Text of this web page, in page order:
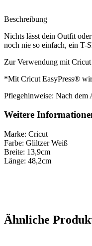
Beschreibung
Nichts lässt dein Outfit
noch nie so einfach, ein T-
Zur Verwendung mit Cricut
*Mit Cricut EasyPress®
Pflegehinweise: Nach dem
Weitere
Marke: Cricut
Farbe: Gliltzer Weiß
Breite: 13,9cm
Länge: 48,2cm
Ähnliche